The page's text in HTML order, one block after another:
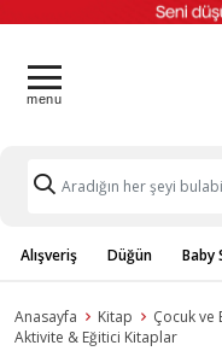
Alışveriş Düğün Baby
Anasayfa Kitap
Çocuk ve
Aktivite & Eğitici Kitaplar